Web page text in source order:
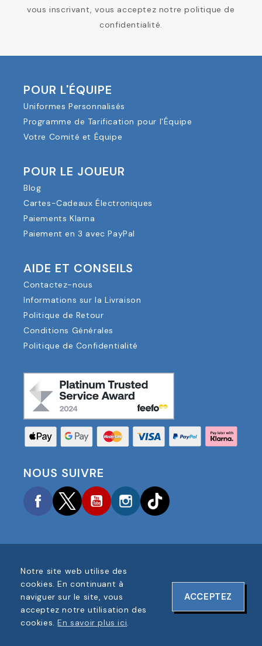
vous inscrivant, vous acceptez notre politique de
confidentialité.
POUR L'ÉQUIPE
Uniformes Personnalisés
Programme de Tarification pour l'Équipe
Votre Comité et Équipe
POUR LE JOUEUR
Blog
Cartes-Cadeaux Électroniques
Paiements Klarna
Paiement en 3 avec PayPal
AIDE ET CONSEILS
Contactez-nous
Informations sur la Livraison
Politique de Retour
Conditions Générales
Politique de Confidentialité
NOUS SUIVRE
FacebookTwitterYouTubeInstagram
COPYRIGHT © 2025 FOOTBALL AMERICA UK TOUS
DROITS RÉSERVÉS
NUMÉRO D'ENREGISTREMENT DE L'ENTREPRISE :
06354287
CONCEPTION DU SITE WEB PAR
Notre site web utilise des
cookies. En continuant à
naviguer sur le site, vous
acceptez notre utilisation des
cookies.En savoir plus ici.
ACCEPTEZ